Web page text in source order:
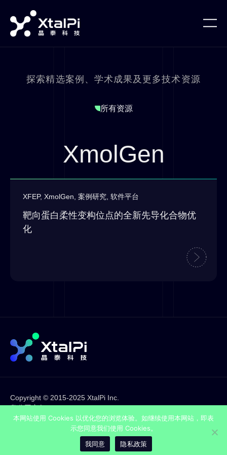
探索精选案例、学术成果及更多技术资源
所有资源
XmolGen
XFEP, XmolGen 案例研究 软件平台
靶向蛋白柔性变构位点的全新先导化合物优
化
Copyright © 2015-2025 XtalPi Inc.
粤公网安备44030002001636
粤ICP备17120953号
本网站使用 Cookies 以优化您的浏览体验。如继续使用本网站，即表
示您同意我们使用 Cookies。
我同意
隐私政策